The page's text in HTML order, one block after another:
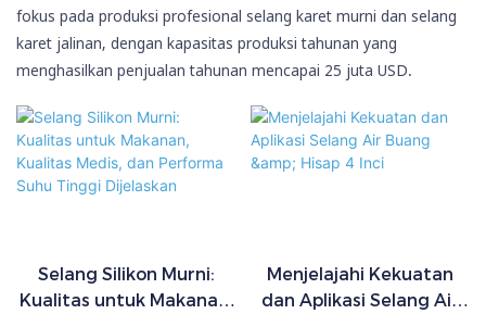
fokus pada produksi profesional selang karet murni dan selang
karet jalinan, dengan kapasitas produksi tahunan yang
menghasilkan penjualan tahunan mencapai 25 juta USD.
Selang Silikon Murni:
Kualitas untuk Makanan,
Menjelajahi Kekuatan
dan Aplikasi Selang Air